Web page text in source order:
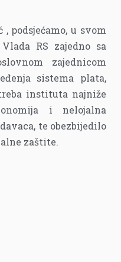
podsjećamo, u svom
RS zajedno sa
zajednicom
sistema plata,
instituta najniže
i nelojalna
te obezbijedilo
zaštite.